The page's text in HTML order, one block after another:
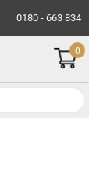
0180 - 663 834
0